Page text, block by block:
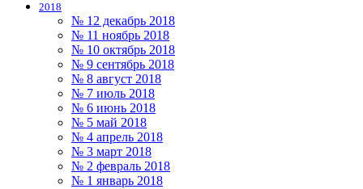
2018
№ 12 декабрь 2018
№ 11 ноябрь 2018
№ 10 октябрь 2018
№ 9 сентябрь 2018
№ 8 август 2018
№ 7 июль 2018
№ 6 июнь 2018
№ 5 май 2018
№ 4 апрель 2018
№ 3 март 2018
№ 2 февраль 2018
№ 1 январь 2018